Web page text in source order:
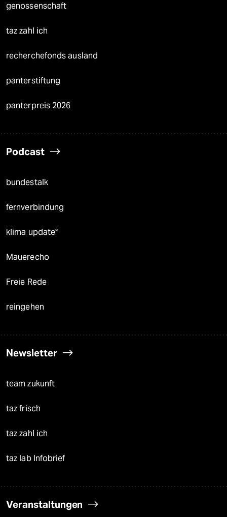
genossenschaft
taz zahl ich
recherchefonds ausland
panterstiftung
panterpreis 2026
Podcast
bundestalk
fernverbindung
klima update°
Mauerecho
Freie Rede
reingehen
Newsletter
team zukunft
taz frisch
taz zahl ich
taz lab Infobrief
Veranstaltungen